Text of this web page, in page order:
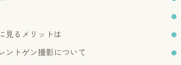
見るメリットは
ントゲン撮影について